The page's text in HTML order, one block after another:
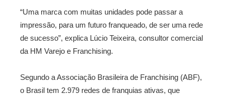
“Uma marca com muitas unidades pode passar a
impressão, para um futuro franqueado, de ser uma rede
de sucesso”, explica Lúcio Teixeira, consultor comercial
da HM Varejo e Franchising.
Segundo a Associação Brasileira de Franchising (ABF),
o Brasil tem 2.979 redes de franquias ativas, que